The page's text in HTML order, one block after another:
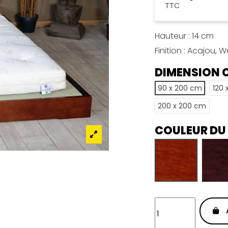
TTC
Hauteur : 14 cm
Finition : Acajou,
DIMENSION
90 x 200 cm
120
200 x 200 cm
COULEUR